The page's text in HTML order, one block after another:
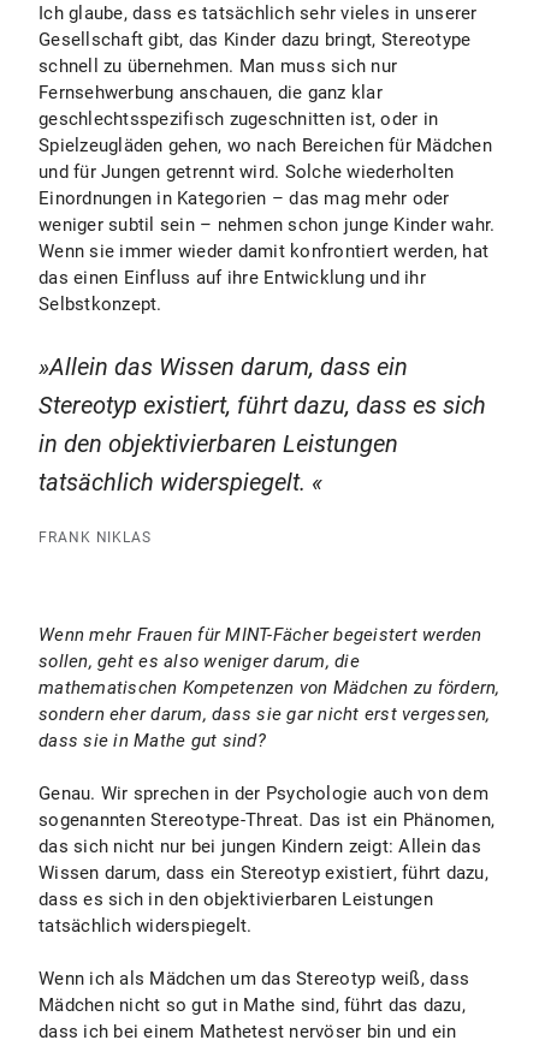
Ich glaube, dass es tatsächlich sehr vieles in unserer
Gesellschaft gibt, das Kinder dazu bringt, Stereotype
schnell zu übernehmen. Man muss sich nur
Fernsehwerbung anschauen, die ganz klar
geschlechtsspezifisch zugeschnitten ist, oder in
Spielzeugläden gehen, wo nach Bereichen für Mädchen
und für Jungen getrennt wird. Solche wiederholten
Einordnungen in Kategorien – das mag mehr oder
weniger subtil sein – nehmen schon junge Kinder wahr.
Wenn sie immer wieder damit konfrontiert werden, hat
das einen Einfluss auf ihre Entwicklung und ihr
Selbstkonzept.
Allein das Wissen darum, dass ein
Stereotyp existiert, führt dazu, dass es sich
in den objektivierbaren Leistungen
tatsächlich widerspiegelt.
FRANK NIKLAS
Wenn mehr Frauen für MINT-Fächer begeistert werden
sollen, geht es also weniger darum, die
mathematischen Kompetenzen von Mädchen zu fördern,
sondern eher darum, dass sie gar nicht erst vergessen,
dass sie in Mathe gut sind?
Genau. Wir sprechen in der Psychologie auch von dem
sogenannten Stereotype-Threat. Das ist ein Phänomen,
das sich nicht nur bei jungen Kindern zeigt: Allein das
Wissen darum, dass ein Stereotyp existiert, führt dazu,
dass es sich in den objektivierbaren Leistungen
tatsächlich widerspiegelt.
Wenn ich als Mädchen um das Stereotyp weiß, dass
Mädchen nicht so gut in Mathe sind, führt das dazu,
dass ich bei einem Mathetest nervöser bin und ein